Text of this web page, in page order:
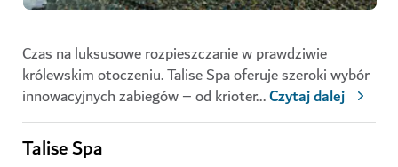
Czas na luksusowe rozpieszczanie w prawdziwie
królewskim otoczeniu. Talise Spa oferuje szeroki wybór
innowacyjnych zabiegów – od krioter...Czytaj dalej
Talise Spa